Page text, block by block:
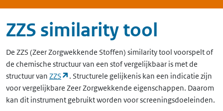
ZZS similarity tool
De ZZS (Zeer Zorgwekkende Stoffen) similarity tool voorspelt of
de chemische structuur van een stof vergelijkbaar is met de
structuur van ZZS (opent in een nieuw tabblad)
. Structurele gelijkenis kan een indicatie zijn
voor vergelijkbare Zeer Zorgwekkende eigenschappen. Daarom
kan dit instrument gebruikt worden voor screeningsdoeleinden.